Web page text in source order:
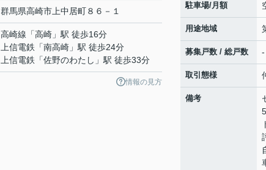
群馬県高崎市 上中居町８６－１
高崎線 「高崎 」駅 徒歩16分
上信電鉄 「南高崎 」駅 徒歩24分
上信電鉄 「佐野のわたし 」駅 徒歩33分
情報の見方
駐車場/月額
用途地域
募集戸数 / 総戸数 -
取引態様
備考